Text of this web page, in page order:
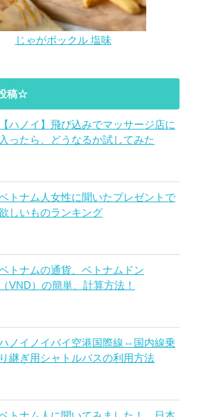
じゃがポックル 塩味
稿☆
【ハノイ】飛び込みでマッサージ店に
入ったら、どうなるか試してみた
トナム人女性に聞いたプレゼントで
しいものランキング
トナムの通貨、ベトナムドン
（VND）の簡単、計算方法！
ノイノイバイ空港国際線⇔国内線乗
り継ぎ用シャトルバスの利用方法